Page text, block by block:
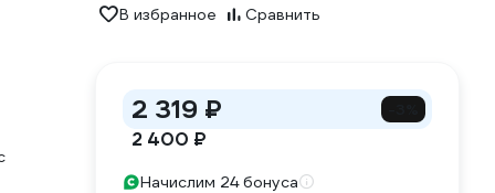
В избранное Сравнить
2 319 ₽
2 400 ₽
Начислим 24 бонуса